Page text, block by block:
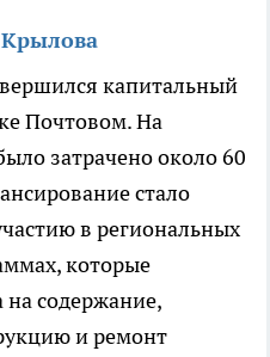
капитальный
Почтовом. На
затрачено около 60
стало
в региональных
которые
на содержание,
и ремонт